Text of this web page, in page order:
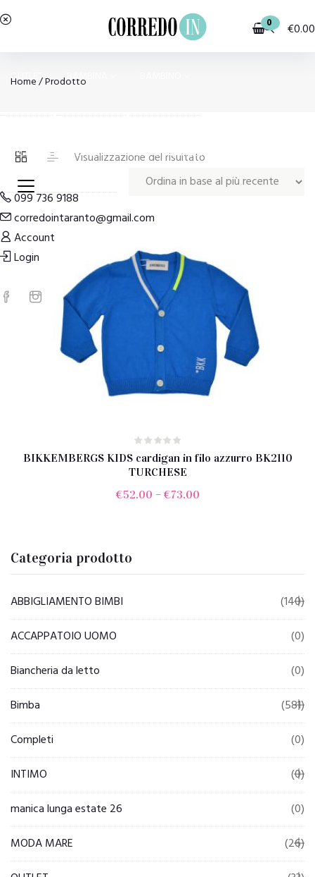
0 €0.00
OUTLET BAMBINA
PIGIAMI E HOMEWEAR COSTUMI E MODA MARE
099 736 9188
corredointaranto@gmail.com
Account
Login
Home/ Prodotto
Visualizzazione del risultato
BIKKEMBERGS KIDS cardigan in filo azzurro BK2110
TURCHESE
€52.00 – €73.00
Categoria prodotto
ABBIGLIAMENTO BIMBI
(140)
ACCAPPATOIO UOMO
(0)
Biancheria da letto
(0)
Bimba
(581)
Completi
(0)
INTIMO
(0)
manica lunga estate 26
(0)
MODA MARE
(26)